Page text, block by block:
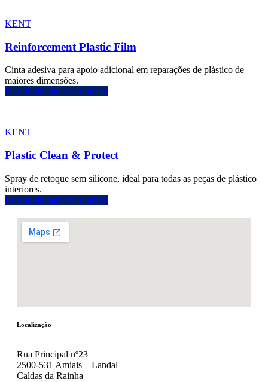
KENT
Reinforcement Plastic Film
Cinta adesiva para apoio adicional em reparações de plástico de
maiores dimensões.
Faça login para ver o preço
KENT
Plastic Clean & Protect
Spray de retoque sem silicone, ideal para todas as peças de plástico
interiores.
Faça login para ver o preço
Localização
Rua Principal nº23
2500-531 Amiais – Landal
Caldas da Rainha